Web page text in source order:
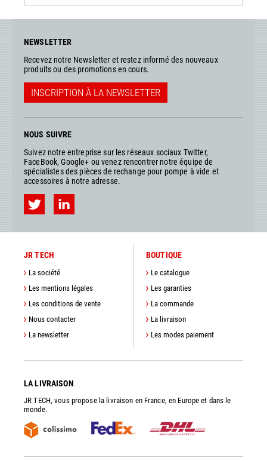
NEWSLETTER
Recevez notre Newsletter et restez informé des nouveaux
produits ou des promotions en cours.
INSCRIPTION À LA NEWSLETTER
NOUS SUIVRE
Suivez notre entreprise sur les réseaux sociaux Twitter,
FaceBook, Google+ ou venez rencontrer notre équipe de
spécialistes des pièces de rechange pour pompe à vide et
accessoires à notre adresse.
JR TECH
La société
Les mentions légales
Les conditions de vente
Nous contacter
La newsletter
BOUTIQUE
Le catalogue
Les garanties
La commande
La livraison
Les modes paiement
LA LIVRAISON
JR TECH, vous propose la livraison en France, en Europe et dans le
monde.